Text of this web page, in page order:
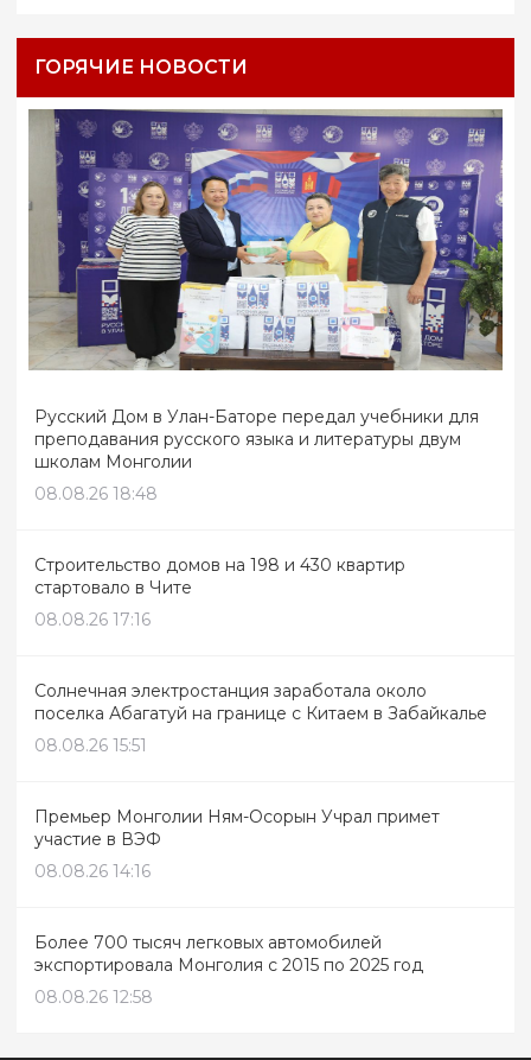
ГОРЯЧИЕ НОВОСТИ
Русский Дом в Улан-Баторе передал учебники для
преподавания русского языка и литературы двум
школам Монголии
08.08.26 18:48
Строительство домов на 198 и 430 квартир
стартовало в Чите
08.08.26 17:16
Солнечная электростанция заработала около
поселка Абагатуй на границе с Китаем в Забайкалье
08.08.26 15:51
Премьер Монголии Ням-Осорын Учрал примет
участие в ВЭФ
08.08.26 14:16
Более 700 тысяч легковых автомобилей
экспортировала Монголия с 2015 по 2025 год
08.08.26 12:58